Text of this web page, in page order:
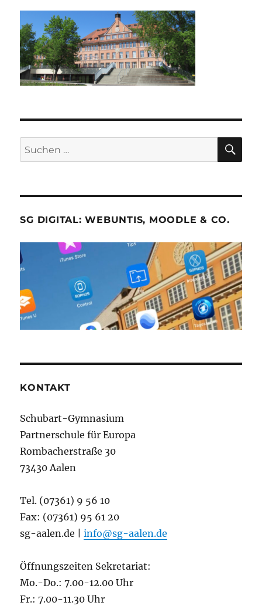
Suche
nach:
SG DIGITAL: WEBUNTIS, MOODLE & CO.
KONTAKT
Schubart-Gymnasium
Partnerschule für Europa
Rombacherstraße 30
73430 Aalen
Tel. (07361) 9 56 10
Fax: (07361) 95 61 20
sg-aalen.de |info@sg-aalen.de
Öffnungszeiten Sekretariat:
Mo.-Do.: 7.00-12.00 Uhr
Fr.: 7.00-11.30 Uhr